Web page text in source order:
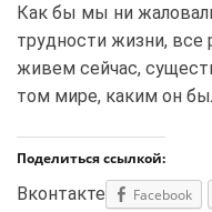
Как бы мы ни
трудности жизни,
живем сейчас,
том мире, каким он
Поделиться ссылкой:
Вконтакте Facebook